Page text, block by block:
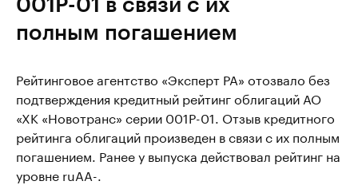
полным погашением
Рейтинговое агентство «Эксперт РА» отозвало без
подтверждения кредитный рейтинг облигаций АО
«ХК «Новотранс» серии 001Р-01. Отзыв кредитного
рейтинга облигаций произведен в связи с их полным
погашением. Ранее у выпуска действовал рейтинг на
уровне ruAA-.